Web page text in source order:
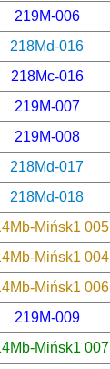
219M-006
218Md-016
218Mc-016
219M-007
219M-008
218Md-017
218Md-018
Mińsk1 005
Mińsk1 004
Mińsk1 006
219M-009
Mińsk1 007